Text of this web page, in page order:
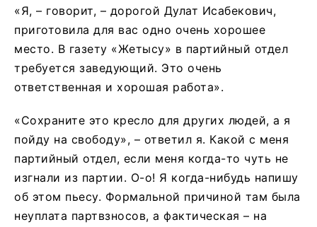
«Я, – говорит, – дорогой Дулат Исабекович,
приготовила для вас одно очень хорошее
место. В газету «Жетысу» в партийный отдел
требуется заведующий. Это очень
ответственная и хорошая работа».
«Сохраните это кресло для других людей, а я
пойду на свободу», – ответил я. Какой с меня
партийный отдел, если меня когда-то чуть не
изгнали из партии. О-о! Я когда-нибудь напишу
об этом пьесу. Формальной причиной там была
неуплата партвзносов, а фактическая – на